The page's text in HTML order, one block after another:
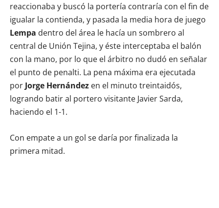
reaccionaba y buscó la portería contraría con el fin de
igualar la contienda, y pasada la media hora de juego
Lempa dentro del área le hacía un sombrero al
central de Unión Tejina, y éste interceptaba el balón
con la mano, por lo que el árbitro no dudó en señalar
el punto de penalti. La pena máxima era ejecutada
por Jorge Hernández en el minuto treintaidós,
logrando batir al portero visitante Javier Sarda,
haciendo el 1-1.
Con empate a un gol se daría por finalizada la
primera mitad.